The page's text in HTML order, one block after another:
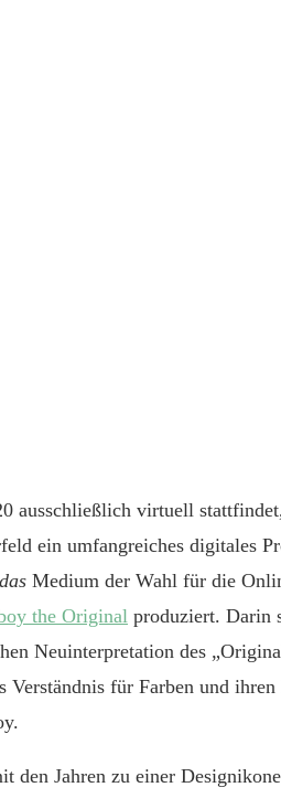
ausschließlich virtuell
ein umfangreiches digitales
das Medium der Wahl für die
the Original produziert. Darin
Neuinterpretation des
Verständnis für Farben und
den Jahren zu einer